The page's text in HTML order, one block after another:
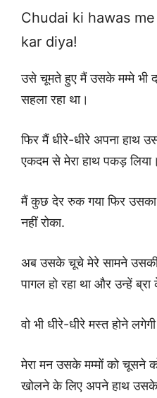
Chudai ki hawas
kar diya!
उसे चूमते हुए मैं उसके मम्मे भी
सहला रहा था।
फिर मैं धीरे-धीरे अपना हाथ
एकदम से मेरा हाथ पकड़ लिया।
मैं कुछ देर रुक गया फिर
नहीं रोका.
अब उसके चूचे मेरे सामने
पागल हो रहा था और उन्हें
वो भी धीरे-धीरे मस्त होने
मेरा मन उसके मम्मों को चूसने
खोलने के लिए अपने हाथ